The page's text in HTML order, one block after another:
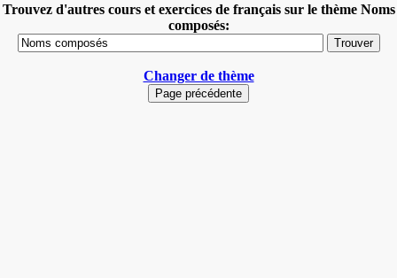
Trouvez d'autres cours et exercices de français sur le thème Noms
composés:
Changer de thème